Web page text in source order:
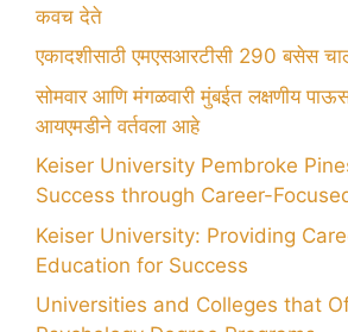
कवच देते
एकादशीसाठी एमएसआरटीसी 290 बसेस
सोमवार आणि मंगळवारी मुंबईत लक्षणीय
आयएमडीने वर्तवला आहे
Keiser University Pembroke
Success through Career-
Keiser University: Providing
Education for Success
Universities and Colleges that